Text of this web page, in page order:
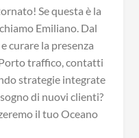
Se questa è la
Emiliano. Dal
curare la presenza
traffico, contatti
strategie integrate
di nuovi clienti?
il tuo Oceano